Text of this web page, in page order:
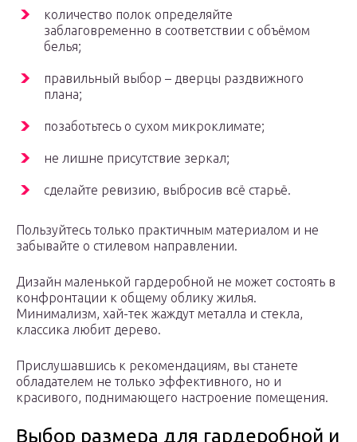
количество полок определяйте
заблаговременно в соответствии с объёмом
белья;
правильный выбор – дверцы раздвижного
плана;
позаботьтесь о сухом микроклимате;
не лишне присутствие зеркал;
сделайте ревизию, выбросив всё старьё.
Пользуйтесь только практичным материалом и не
забывайте о стилевом направлении.
Дизайн маленькой гардеробной не может состоять в
конфронтации к общему облику жилья.
Минимализм, хай-тек жаждут металла и стекла,
классика любит дерево.
Прислушавшись к рекомендациям, вы станете
обладателем не только эффективного, но и
красивого, поднимающего настроение помещения.
Выбор размера для гардеробной и